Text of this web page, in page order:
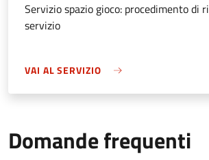
Servizio spazio gioco: procedimento di
servizio
VAI AL SERVIZIO
Domande frequenti